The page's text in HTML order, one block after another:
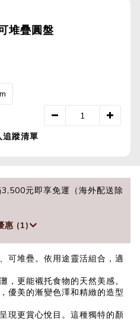
堆疊圓盤
追蹤清單
元即享免運（海外配送除
惠 (1)
可堆疊。依用途靈活組合，適
，更能襯托食物的天然美感。
優美的漸變色澤和精緻的造型
現更賞心悅目。這種獨特的顏